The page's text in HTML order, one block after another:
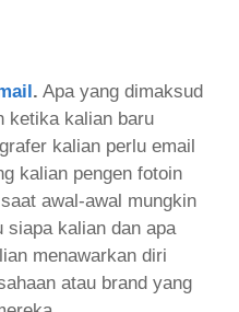
. Apa yang dimaksud
ketika kalian baru
kalian perlu email
kalian pengen fotoin
awal-awal mungkin
siapa kalian dan apa
menawarkan diri
atau brand yang